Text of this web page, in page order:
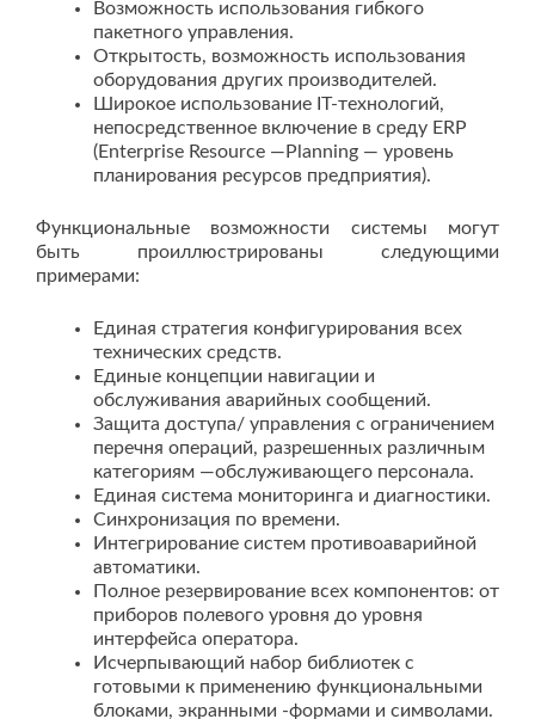
Возможность использования гибкого
пакетного управления.
Открытость, возможность использования
оборудования других производителей.
Широкое использование IT-технологий,
непосредственное включение в среду ERP
(Enterprise Resource —Planning — уровень
планирования ресурсов предприятия).
Функциональные возможности системы могут
быть проиллюстрированы следующими
примерами:
Единая стратегия конфигурирования всех
технических средств.
Единые концепции навигации и
обслуживания аварийных сообщений.
Защита доступа/ управления с ограничением
перечня операций, разрешенных различным
категориям —обслуживающего персонала.
Единая система мониторинга и диагностики.
Синхронизация по времени.
Интегрирование систем противоаварийной
автоматики.
Полное резервирование всех компонентов: от
приборов полевого уровня до уровня
интерфейса оператора.
Исчерпывающий набор библиотек с
готовыми к применению функциональными
блоками, экранными -формами и символами.